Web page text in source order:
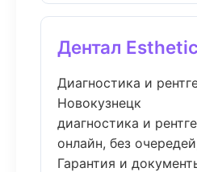
Дентал
Диагностика и
Новокузнецк
диагностика и
онлайн, без
Гарантия и